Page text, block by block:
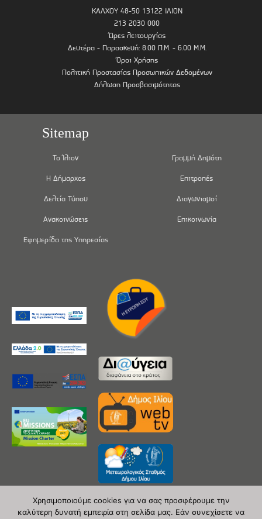
ΚΑΛΧΟΥ 48-50 13122 ΙΛΙΟΝ
213 2030 000
Ώρες λειτουργίας
Δευτέρα - Παρασκευή: 8.00 Π.Μ. - 6.00 Μ.Μ.
Όροι Χρήσης
Πολιτική Προστασίας Προσωπικών Δεδομένων
Δήλωση Προσβασιμότητας
Sitemap
Το Ίλιον
Η Δήμαρχος
Δελτία Τύπου
Ανακοινώσεις
Εφημερίδα της Υπηρεσίας
Γραμμή Δημότη
Επιτροπές
Διαγωνισμοί
Επικοινωνία
Χρησιμοποιούμε cookies για να σας προσφέρουμε την
καλύτερη δυνατή εμπειρία στη σελίδα μας. Εάν συνεχίσετε να